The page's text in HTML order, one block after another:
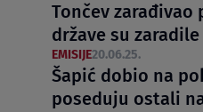
Tončev
države su
EMISIJE20.06.25.
Šapić dobio na
poseduju ostali